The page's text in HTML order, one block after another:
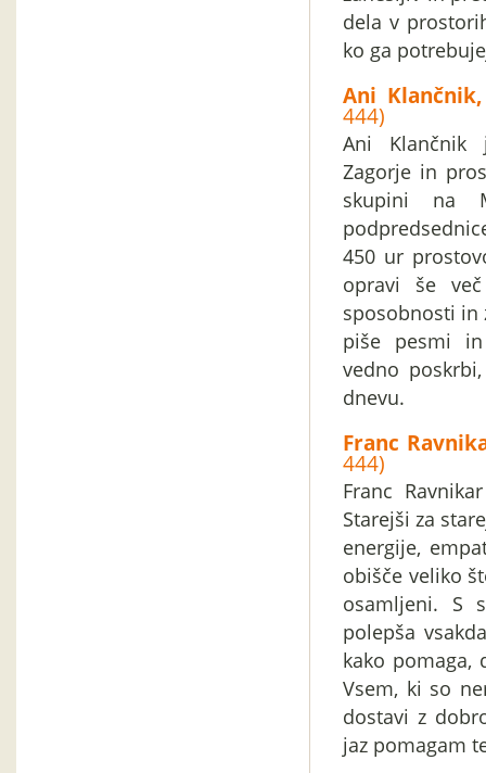
dela v
ko ga
Ani
444)
Ani Klančnik
Zagorje in
skupini na
450 ur
opravi še
sposobnosti in
piše pesmi
vedno
dnevu.
Franc
444)
Franc
Starejši za
energije,
obišče veliko
osamljeni. S
polepša
kako pomaga,
Vsem, ki so
dostavi z
jaz pomagam